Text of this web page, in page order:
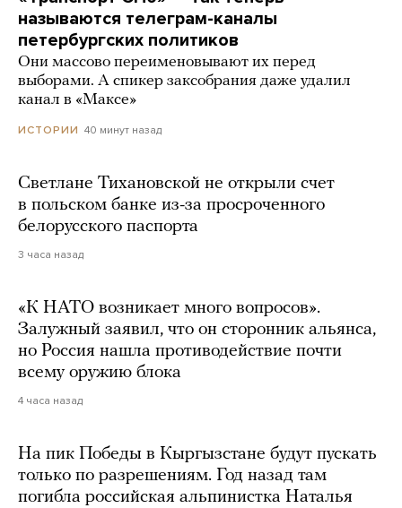
называются телеграм-каналы
петербургских политиков
Они массово переименовывают их перед
выборами. А спикер заксобрания даже удалил
канал в «Максе»
ИСТОРИИ 40 минут назад
Светлане Тихановской не открыли счет
в польском банке из-за просроченного
белорусского паспорта
3 часа назад
«К НАТО возникает много вопросов».
Залужный заявил, что он сторонник альянса,
но Россия нашла противодействие почти
всему оружию блока
4 часа назад
На пик Победы в Кыргызстане будут пускать
только по разрешениям. Год назад там
погибла российская альпинистка Наталья